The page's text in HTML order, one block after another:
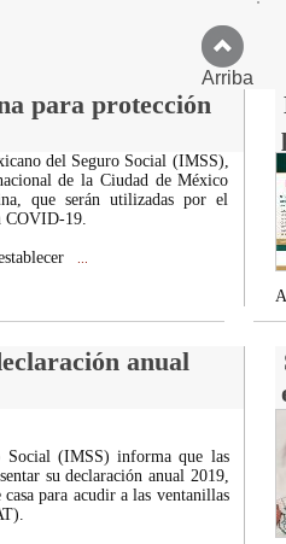
para protección
del Seguro Social (IMSS),
de la Ciudad de México
que serán utilizadas por el
COVID-19.
anual
(IMSS) informa que las
su declaración anual 2019,
para acudir a las ventanillas